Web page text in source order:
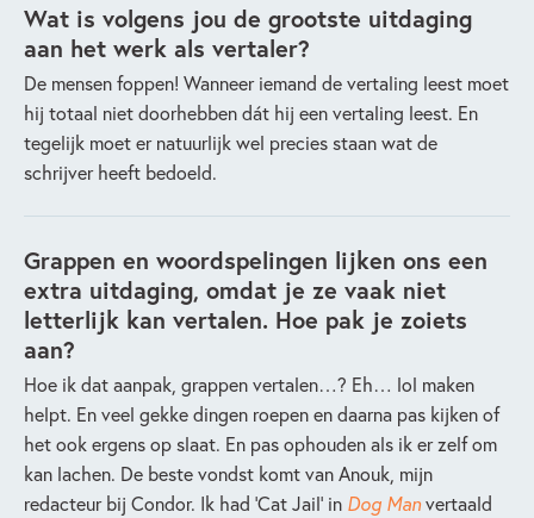
Wat is volgens jou de grootste uitdaging
aan het werk als vertaler?
De mensen foppen! Wanneer iemand de vertaling leest moet
hij totaal niet doorhebben dát hij een vertaling leest. En
tegelijk moet er natuurlijk wel precies staan wat de
schrijver heeft bedoeld.
Grappen en woordspelingen lijken ons een
extra uitdaging, omdat je ze vaak niet
letterlijk kan vertalen. Hoe pak je zoiets
aan?
Hoe ik dat aanpak, grappen vertalen…? Eh… lol maken
helpt. En veel gekke dingen roepen en daarna pas kijken of
het ook ergens op slaat. En pas ophouden als ik er zelf om
kan lachen. De beste vondst komt van Anouk, mijn
redacteur bij Condor. Ik had ‘Cat Jail’ in Dog Manvertaald